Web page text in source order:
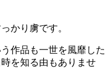
かり虜です。
作品も一世を風靡した
を知る由もありませ